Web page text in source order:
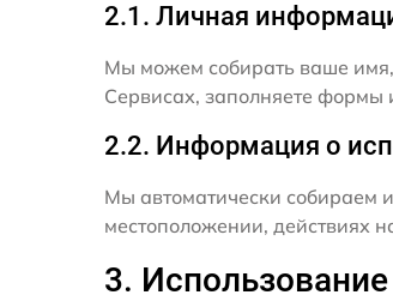
2.1. Личная
Мы можем собирать ваше имя,
Сервисах, заполняете формы
2.2. Информация о
Мы автоматически собираем
местоположении, действиях
3.